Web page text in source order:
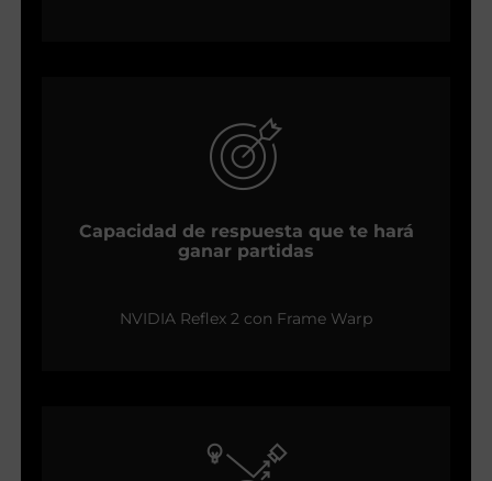
Capacidad de respuesta que te hará
ganar partidas
NVIDIA Reflex 2 con Frame Warp